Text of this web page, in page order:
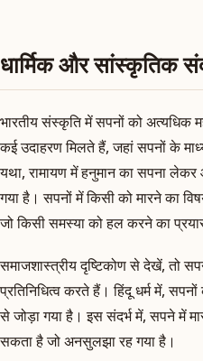
धार्मिक और सांस्कृतिक
भारतीय संस्कृति में सपनों को अत्यधिक
कई उदाहरण मिलते हैं, जहां सपनों के
यथा, रामायण में हनुमान का सपना लेकर
गया है। सपनों में किसी को मारने का
जो किसी समस्या को हल करने का
समाजशास्त्रीय दृष्टिकोण से देखें, तो
प्रतिनिधित्व करते हैं। हिंदू धर्म में,
से जोड़ा गया है। इस संदर्भ में, सपने में
सकता है जो अनसुलझा रह गया है।